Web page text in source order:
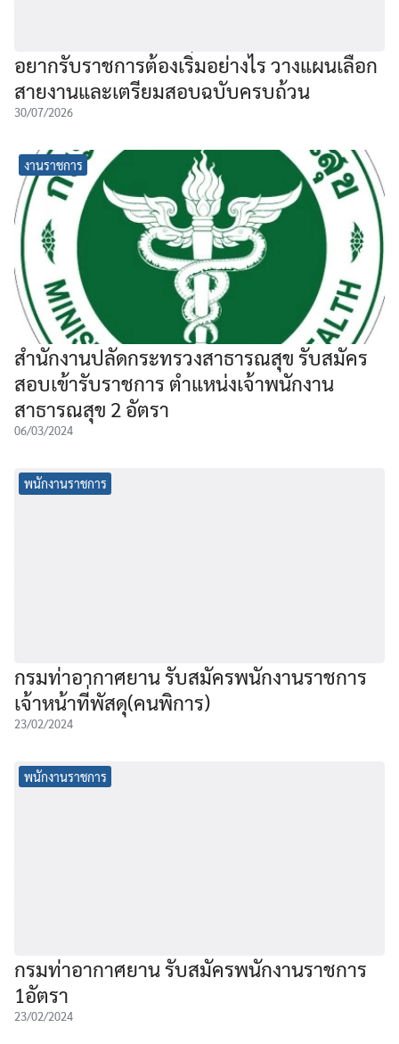
อยากรับราชการต้องเริ่มอย่างไร วางแผนเลือก
สายงานและเตรียมสอบฉบับครบถ้วน
30/07/2026
งานราชการ
สำนักงานปลัดกระทรวงสาธารณสุข รับสมัคร
สอบเข้ารับราชการ ตำแหน่งเจ้าพนักงาน
สาธารณสุข 2 อัตรา
06/03/2024
พนักงานราชการ
กรมท่าอากาศยาน รับสมัครพนักงานราชการ
เจ้าหน้าที่พัสดุ(คนพิการ)
23/02/2024
พนักงานราชการ
กรมท่าอากาศยาน รับสมัครพนักงานราชการ
1อัตรา
23/02/2024